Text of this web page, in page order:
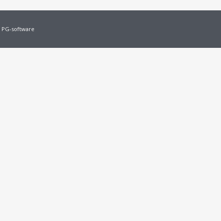
software